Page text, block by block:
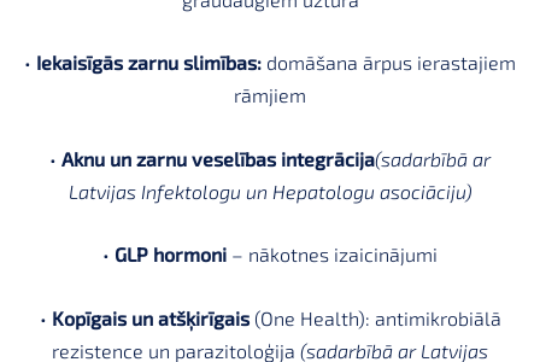
• Iekaisīgās zarnu slimības: domāšana ārpus ierastajiem
rāmjiem
• Aknu un zarnu veselības integrācija(sadarbībā ar
Latvijas Infektologu un Hepatologu asociāciju)
• GLP hormoni – nākotnes izaicinājumi
• Kopīgais un atšķirīgais(One Health): antimikrobiālā
rezistence un parazitoloģija (sadarbībā ar Latvijas